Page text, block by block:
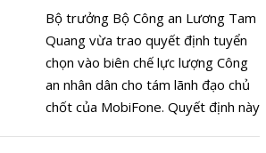
Bộ trưởng Bộ Công an Lương Tam
Quang vừa trao quyết định tuyển
chọn vào biên chế lực lượng Công
an nhân dân cho tám lãnh đạo chủ
chốt của MobiFone. Quyết định này